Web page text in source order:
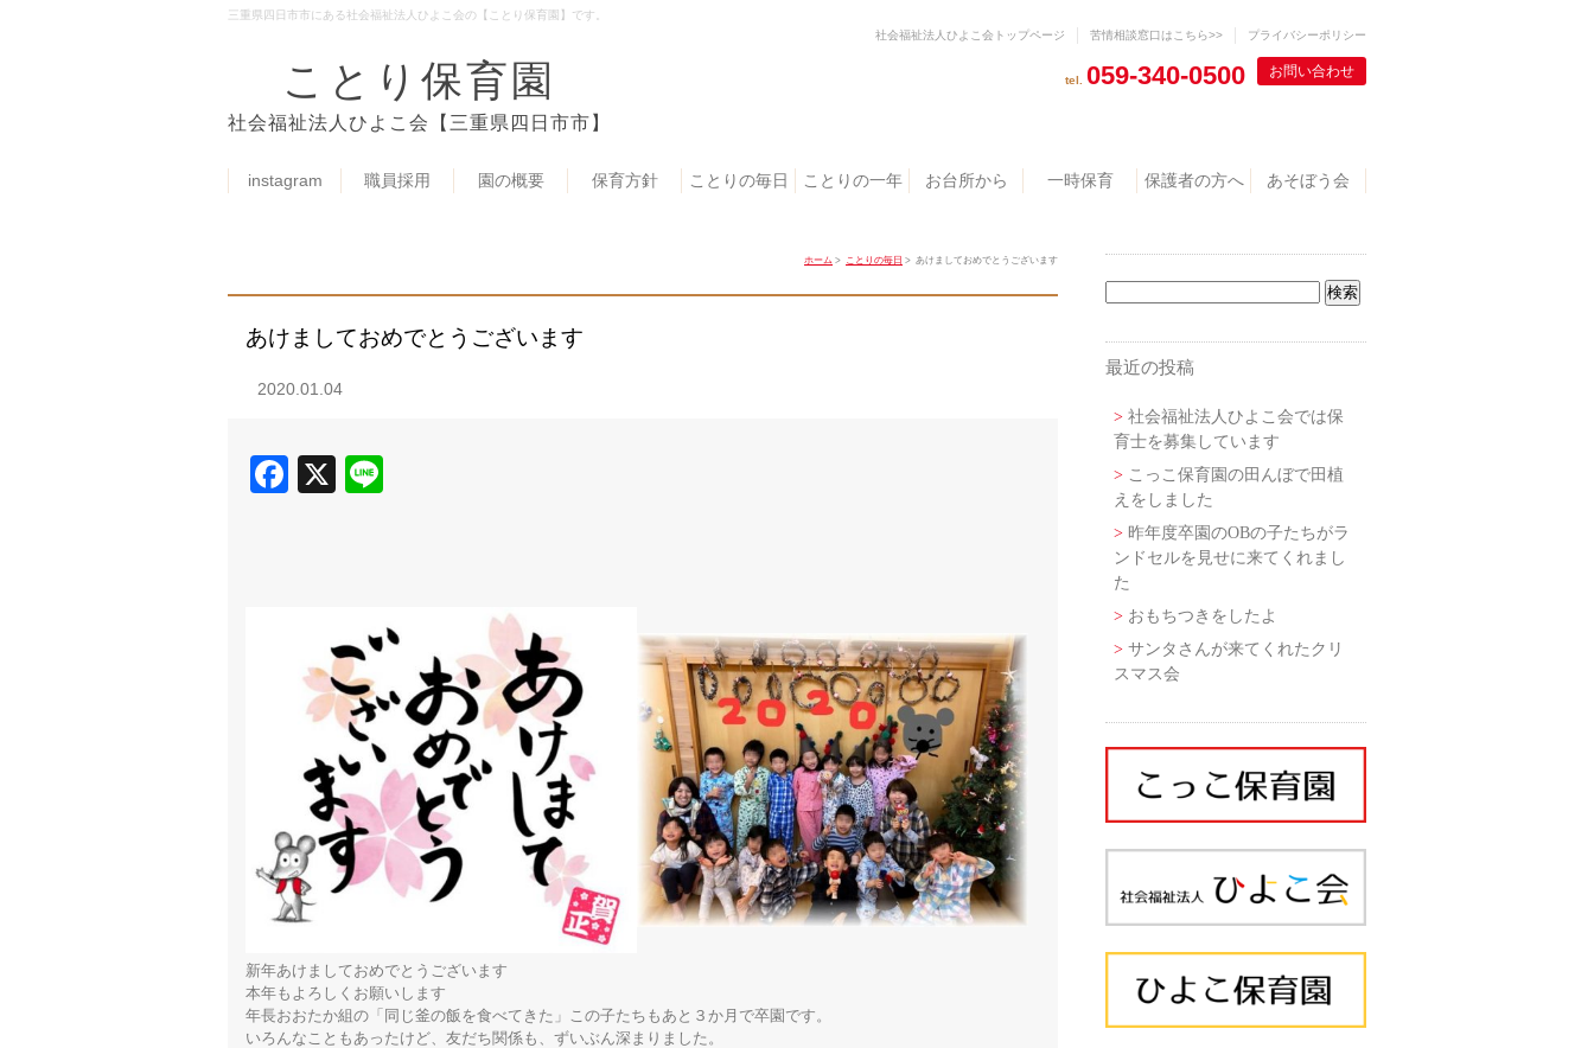
三重県四日市市にある社会福祉法人ひよこ会の【ことり保育園】です。
社会福祉法人ひよこ会トップページ
苦情相談窓口はこちら>> プライバシーポリシー
ことり保育園
社会福祉法人ひよこ会【三重県四日市市】
tel. 059‐340-0500 お問い合わせ
instagram 職員採用 園の概要 保育方針 ことりの毎日 ことりの一年 お台所から 一時保育 保護者の方へ あそぼう会
ホーム > ことりの毎日 > あけましておめでとうございます
あけましておめでとうございます
2020.01.04
Facebook
X
新年あけましておめでとうございます
本年もよろしくお願いします
年長おおたか組の「同じ釜の飯を食べてきた」この子たちもあと３か月で卒園です。
いろんなこともあったけど、友だち関係も、ずいぶん深まりました。
最近の投稿
社会福祉法人ひよこ会では保
育士を募集しています
こっこ保育園の田んぼで田植
えをしました
昨年度卒園のOBの子たちがラ
ンドセルを見せに来てくれまし
た
おもちつきをしたよ
サンタさんが来てくれたクリ
スマス会